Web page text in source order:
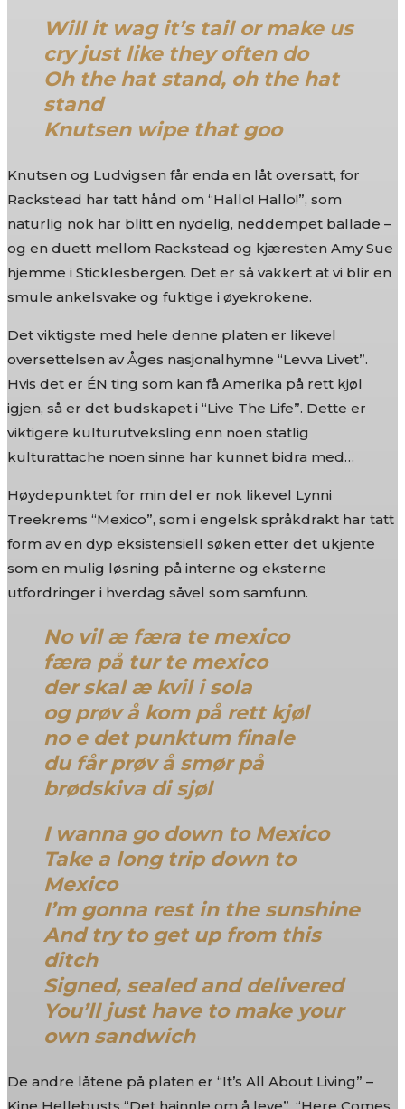
Will it wag it’s tail or make us
cry just like they often do
Oh the hat stand, oh the hat
stand
Knutsen wipe that goo
Knutsen og Ludvigsen får enda en låt oversatt, for
Rackstead har tatt hånd om “Hallo! Hallo!”, som
naturlig nok har blitt en nydelig, neddempet ballade –
og en duett mellom Rackstead og kjæresten Amy Sue
hjemme i Sticklesbergen. Det er så vakkert at vi blir en
smule ankelsvake og fuktige i øyekrokene.
Det viktigste med hele denne platen er likevel
oversettelsen av Åges nasjonalhymne “Levva Livet”.
Hvis det er ÉN ting som kan få Amerika på rett kjøl
igjen, så er det budskapet i “Live The Life”. Dette er
viktigere kulturutveksling enn noen statlig
kulturattache noen sinne har kunnet bidra med…
Høydepunktet for min del er nok likevel Lynni
Treekrems “Mexico”, som i engelsk språkdrakt har tatt
form av en dyp eksistensiell søken etter det ukjente
som en mulig løsning på interne og eksterne
utfordringer i hverdag såvel som samfunn.
No vil æ færa te mexico
færa på tur te mexico
der skal æ kvil i sola
og prøv å kom på rett kjøl
no e det punktum finale
du får prøv å smør på
brødskiva di sjøl
I wanna go down to Mexico
Take a long trip down to
Mexico
I’m gonna rest in the sunshine
And try to get up from this
ditch
Signed, sealed and delivered
You’ll just have to make your
own sandwich
De andre låtene på platen er “It’s All About Living” –